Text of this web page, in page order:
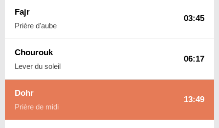
Fajr
Prière d'aube
03:45
Chourouk
Lever du soleil
06:17
Dohr
Prière de midi
13:49